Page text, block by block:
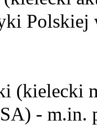
Polskiej
(kielecki
- m.in.